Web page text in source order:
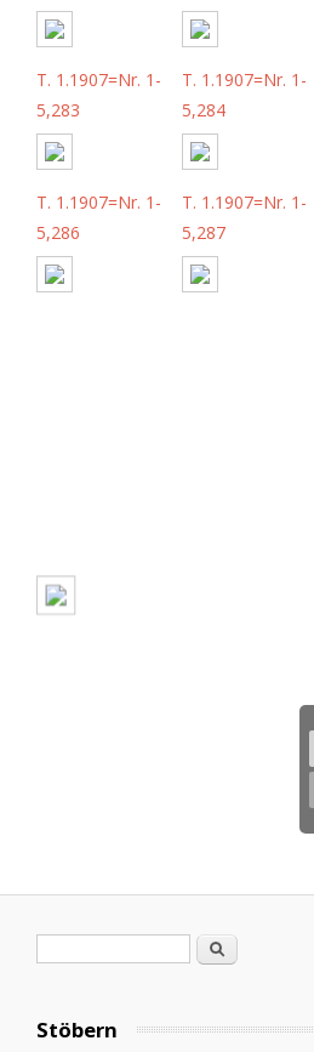
T. 1.1907=Nr. 1-
5,283
T. 1.1907=Nr. 1-
5,284
T. 1.1907=Nr. 1-
5,286
T. 1.1907=Nr. 1-
5,287
Search
Stöbern